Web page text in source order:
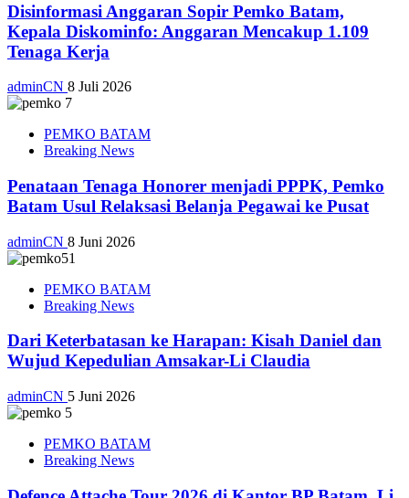
Disinformasi Anggaran Sopir Pemko Batam,
Kepala Diskominfo: Anggaran Mencakup 1.109
Tenaga Kerja
adminCN 8 Juli 2026
PEMKO BATAM
Breaking News
Penataan Tenaga Honorer menjadi PPPK, Pemko
Batam Usul Relaksasi Belanja Pegawai ke Pusat
adminCN 8 Juni 2026
PEMKO BATAM
Breaking News
Dari Keterbatasan ke Harapan: Kisah Daniel dan
Wujud Kepedulian Amsakar-Li Claudia
adminCN 5 Juni 2026
PEMKO BATAM
Breaking News